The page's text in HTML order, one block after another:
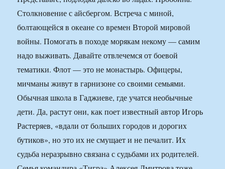
Столкновение с айсбергом. Встреча с миной,
болтающейся в океане со времен Второй мировой
войны. Помогать в походе морякам некому — самим
надо выживать. Давайте отвлечемся от боевой
тематики. Флот — это не монастырь. Офицеры,
мичманы живут в гарнизоне со своими семьями.
Обычная школа в Гаджиеве, где учатся необычные
дети. Да, растут они, как поет известный автор Игорь
Растеряев, «вдали от больших городов и дорогих
бутиков», но это их не смущает и не печалит. Их
судьба неразрывно связана с судьбами их родителей.